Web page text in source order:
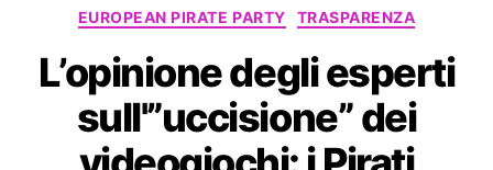
Categorie
EUROPEAN PIRATE PARTY TRASPARENZA
L’opinione degli esperti
sull'”uccisione” dei